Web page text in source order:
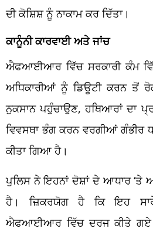
ਦੀ ਕੋਸ਼ਿਸ਼ ਨੂੰ ਨਾਕਾਮ ਕਰ ਦਿੱਤਾ।
ਕਾਨੂੰਨੀ ਕਾਰਵਾਈ ਅਤੇ ਜਾਂਚ
ਐਫਆਈਆਰ ਵਿੱਚ ਸਰਕਾਰੀ ਕੰਮ
ਅਧਿਕਾਰੀਆਂ ਨੂੰ ਡਿਊਟੀ ਕਰਨ ਤੋਂ
ਨੁਕਸਾਨ ਪਹੁੰਚਾਉਣ, ਹਥਿਆਰਾਂ ਦਾ
ਵਿਵਸਥਾ ਭੰਗ ਕਰਨ ਵਰਗੀਆਂ ਗੰਭੀਰ
ਕੀਤਾ ਗਿਆ ਹੈ।
ਪੁਲਿਸ ਨੇ ਇਹਨਾਂ ਦੋਸ਼ਾਂ ਦੇ ਆਧਾਰ ‘ਤੇ
ਹੈ। ਜ਼ਿਕਰਯੋਗ ਹੈ ਕਿ ਇਹ
ਐਫਆਈਆਰ ਵਿੱਚ ਦਰਜ ਕੀਤੇ ਗਏ